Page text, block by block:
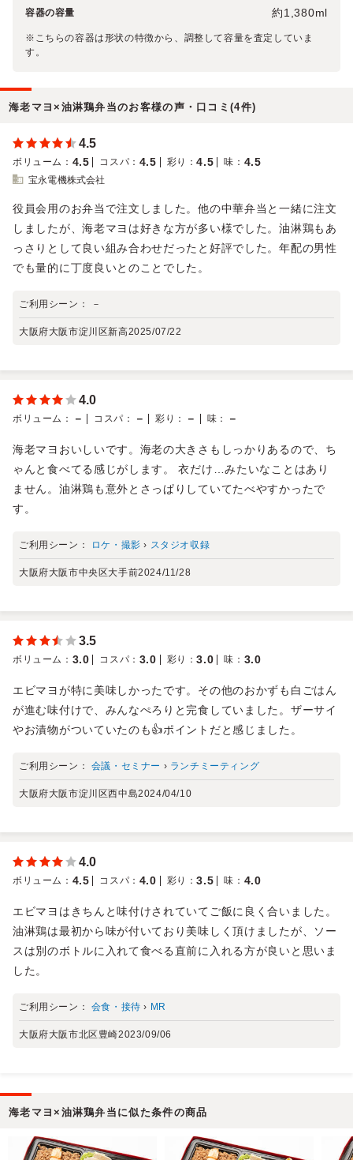
容器の容量 約1,380ml
※こちらの容器は形状の特徴から、調整して容量を査定していま
す。
海老マヨ×油淋鶏弁当のお客様の声・口コミ(4件)
4.5
ボリューム ： 4.5 コスパ ： 4.5 彩り ：4.5 味 ： 4.5
宝永電機株式会社
役員会用のお弁当で注文しました。他の中華弁当と一緒に注文
しましたが、海老マヨは好きな方が多い様でした。油淋鶏もあ
っさりとして良い組み合わせだったと好評でした。年配の男性
でも量的に丁度良いとのことでした。
ご利用シーン： －
大阪府大阪市淀川区新高2025/07/22
4.0
ボリューム ： － コスパ ： － 彩り ： － 味 ： －
海老マヨおいしいです。海老の大きさもしっかりあるので、ち
ゃんと食べてる感じがします。 衣だけ…みたいなことはあり
ません。油淋鶏も意外とさっぱりしていてたべやすかったで
す。
ご利用シーン： ロケ・撮影 › スタジオ収録
大阪府大阪市中央区大手前2024/11/28
3.5
ボリューム ： 3.0 コスパ ： 3.0 彩り ：3.0 味 ： 3.0
エビマヨが特に美味しかったです。その他のおかずも白ごはん
が進む味付けで、みんなぺろりと完食していました。ザーサイ
やお漬物がついていたのも👍ポイントだと感じました。
ご利用シーン： 会議・セミナー › ランチミーティング
大阪府大阪市淀川区西中島2024/04/10
4.0
ボリューム ： 4.5 コスパ ： 4.0 彩り ：3.5 味 ： 4.0
エビマヨはきちんと味付けされていてご飯に良く合いました。
油淋鶏は最初から味が付いており美味しく頂けましたが、ソー
スは別のボトルに入れて食べる直前に入れる方が良いと思いま
した。
ご利用シーン： 会食・接待 › MR
大阪府大阪市北区豊崎2023/09/06
海老マヨ×油淋鶏弁当に似た条件の商品